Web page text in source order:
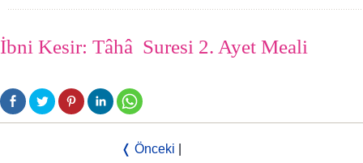
İbni Kesir: Tâhâ Suresi 2. Ayet Meali
❬ Önceki